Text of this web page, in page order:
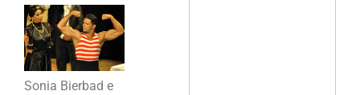
Sonia Bierbad e